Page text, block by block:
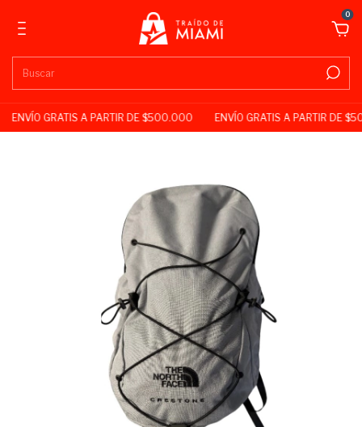
0
ENVÍO GRATIS A PARTIR DE $500.000 ENVÍO GRATIS A PARTIR DE